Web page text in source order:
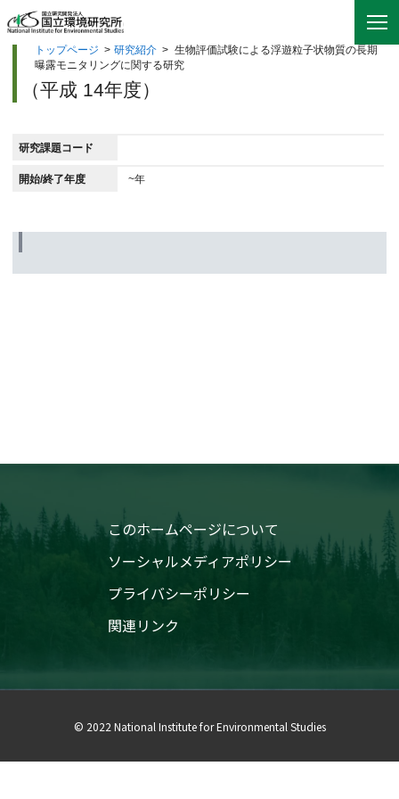
トップページ > 研究紹介 > 生物評価試験による浮遊粒子状物質の長期
曝露モニタリングに関する研究
（平成 14年度）
研究課題コード
開始/終了年度 ~年
このホームページについて
ソーシャルメディアポリシー
プライバシーポリシー
関連リンク
© 2022 National Institute for Environmental Studies